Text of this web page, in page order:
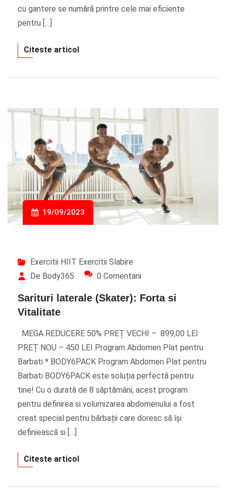
cu gantere se numără printre cele mai eficiente
pentru […]
Citeste articol
19/09/2023
Exercitii HIIT Exercitii Slabire
De Body365
0 Comentarii
Sarituri laterale (Skater): Forta si
Vitalitate
MEGA REDUCERE 50% PREȚ VECHI – 899,00 LEI
PREȚ NOU – 450 LEI Program Abdomen Plat pentru
Barbati * BODY6PACK Program Abdomen Plat pentru
Barbati BODY6PACK este soluția perfectă pentru
tine! Cu o durată de 8 săptămâni, acest program
pentru definirea si volumizarea abdomenului a fost
creat special pentru bărbații care doresc să își
definiească si […]
Citeste articol